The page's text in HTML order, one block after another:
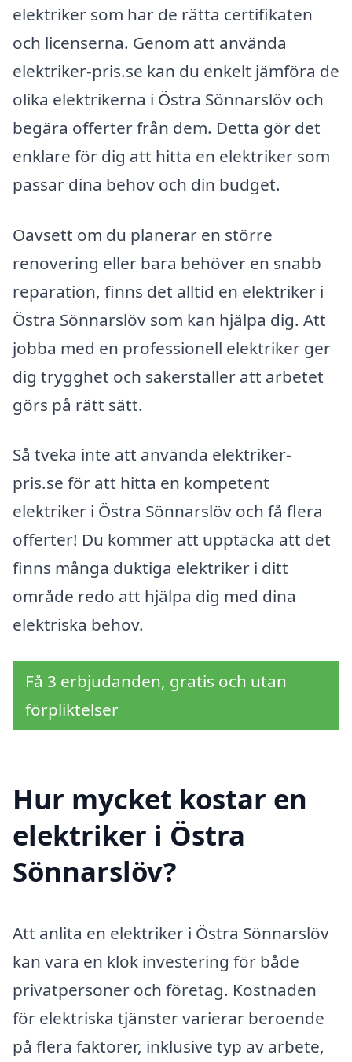
elektriker som har de rätta certifikaten
och licenserna. Genom att använda
elektriker-pris.se kan du enkelt jämföra de
olika elektrikerna i Östra Sönnarslöv och
begära offerter från dem. Detta gör det
enklare för dig att hitta en elektriker som
passar dina behov och din budget.
Oavsett om du planerar en större
renovering eller bara behöver en snabb
reparation, finns det alltid en elektriker i
Östra Sönnarslöv som kan hjälpa dig. Att
jobba med en professionell elektriker ger
dig trygghet och säkerställer att arbetet
görs på rätt sätt.
Så tveka inte att använda elektriker-
pris.se för att hitta en kompetent
elektriker i Östra Sönnarslöv och få flera
offerter! Du kommer att upptäcka att det
finns många duktiga elektriker i ditt
område redo att hjälpa dig med dina
elektriska behov.
Få 3 erbjudanden, gratis och utan
förpliktelser
Hur mycket kostar en
elektriker i Östra
Sönnarslöv?
Att anlita en elektriker i Östra Sönnarslöv
kan vara en klok investering för både
privatpersoner och företag. Kostnaden
för elektriska tjänster varierar beroende
på flera faktorer, inklusive typ av arbete,